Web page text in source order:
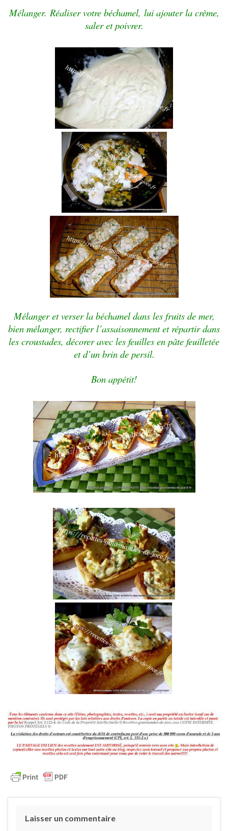
Mélanger. Réaliser votre béchamel, lui ajouter la crème,
saler et poivrer.
Mélanger etverser la béchamel dans les fruits de mer,
bien mélanger, rectifier l’assaisonnement et répartir dans
les croustades, décorer avec les feuilles en pâte feuilletée
et d’un brin de persil.
Bon appétit!
Laisser un commentaire